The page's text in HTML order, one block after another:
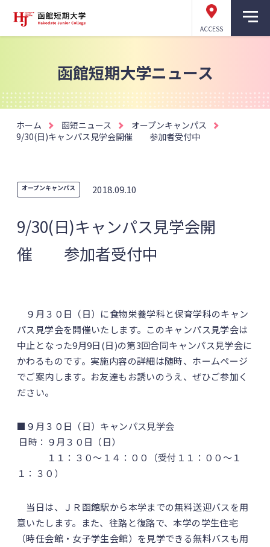
ACCESS
函館短期大学ニュース
ホーム 函短ニュース
オープンキャンパス
9/30(日)キャンパス見学会開催 参加者受付中
オープンキャンパス 2018.09.10
9/30(日)キャンパス見学会開
催 参加者受付中
９月３０日（日）に食物栄養学科と保育学科のキャン
パス見学会を開催いたします。このキャンパス見学会は
中止となった9月9日(日)の第3回合同キャンパス見学会に
かわるものです。実施内容の詳細は随時、ホームページ
でご案内します。お友達もお誘いのうえ、ぜひご参加く
ださい。
■９月３０日（日）キャンパス見学会
日時：９月３０日（日）
１１：３０～１４：００（受付１１：００～１
１：３０）
当日は、ＪＲ函館駅から本学までの無料送迎バスを用
意いたします。また、往路と復路で、本学の学生住宅
（時任会館・女子学生会館）を見学できる無料バスも用